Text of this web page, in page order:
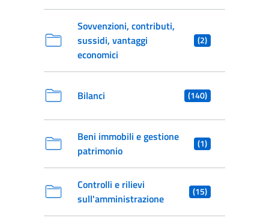
Sovvenzioni, contributi,
sussidi, vantaggi
economici
(2)
Bilanci (140)
Beni immobili e gestione
patrimonio
(1)
Controlli e rilievi
sull'amministrazione
(15)